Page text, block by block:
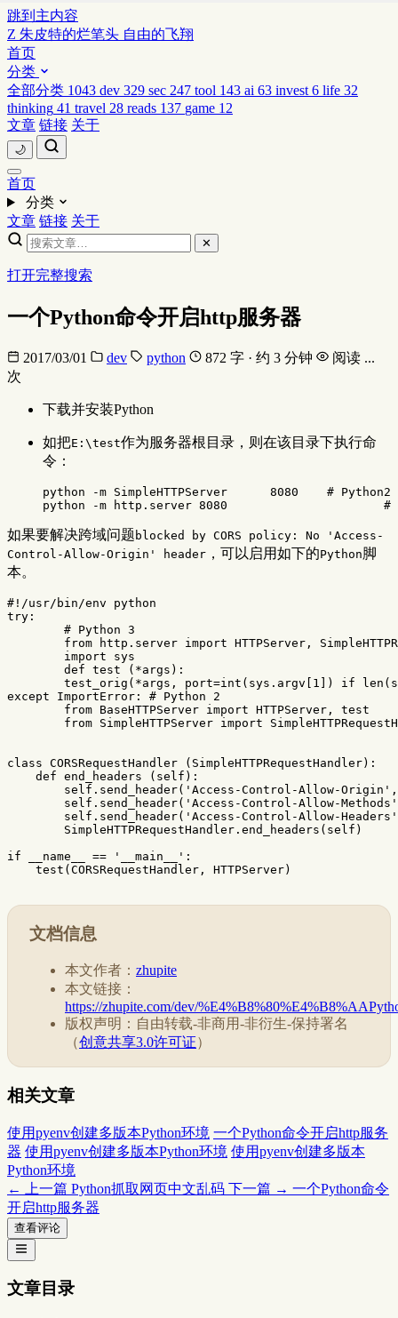
跳到主内容
Z 朱皮特的烂笔头 自由的飞翔
首页
分类
全部分类 1043 dev 329 sec 247 tool 143 ai 63 invest 6 life 32
thinking 41 travel 28 reads 137 game 12
文章 链接 关于
🌙
首页
分类
文章 链接 关于
✕
打开完整搜索
一个Python命令开启http服务器
2017/03/01 dev python 872 字 · 约 3 分钟 阅读 ...
次
下载并安装Python
如把E:\test作为服务器根目录，则在该目录下执行命
令：
python -m
# Python2
python
-m #
如果要解决跨域问题 blocked by CORS policy: No 'Access-
Control-Allow-Origin' header ，可以启用如下的Python脚
本。
try :
from
http.server import HTTPServer ,
import
sys
def test ( *args ):
test_orig ( *args , port=int ( sys . argv 1 ]) if len (
except
ImportError :
from BaseHTTPServer import HTTPServer ,
test
from SimpleHTTPServer import
class CORSRequestHandler ( SimpleHTTPRequestHandler):
def end_headers ( self ):
self . send_header( 'Access-Control-Allow-Origin' ,
self . send_header( 'Access-Control-Allow-Methods'
self . send_header( 'Access-Control-Allow-Headers'
SimpleHTTPRequestHandler . end_headers ( self )
if
__name__ == '__main__' :
test ( CORSRequestHandler , HTTPServer)
文档信息
本文作者： zhupite
本文链接：
https://zhupite.com/dev/
版权声明：自由转载-非商用-非衍生-保持署名
（创意共享3.0许可证）
相关文章
使用pyenv创建多版本Python环境 一个Python命令开启http服务
器 使用pyenv创建多版本Python环境 使用pyenv创建多版本
Python环境
← 上一篇 Python抓取网页中文乱码 下一篇 → 一个Python命令
开启http服务器
查看评论
文章目录